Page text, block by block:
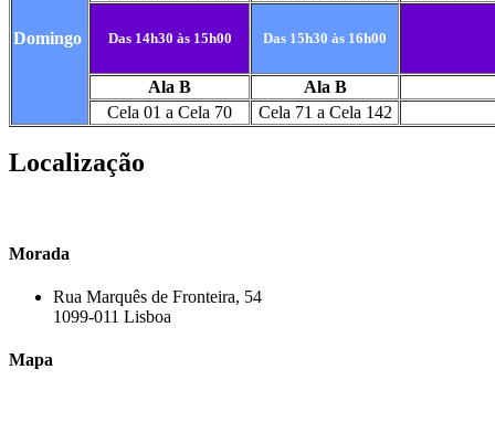
Domingo Das 14h30 às 15h00 Das 15h30 às 16h00
Ala B
Ala B
Cela 01 a Cela 70
Cela 71 a Cela 142
Localização
Morada
Rua Marquês de Fronteira, 54
1099-011 Lisboa
Mapa